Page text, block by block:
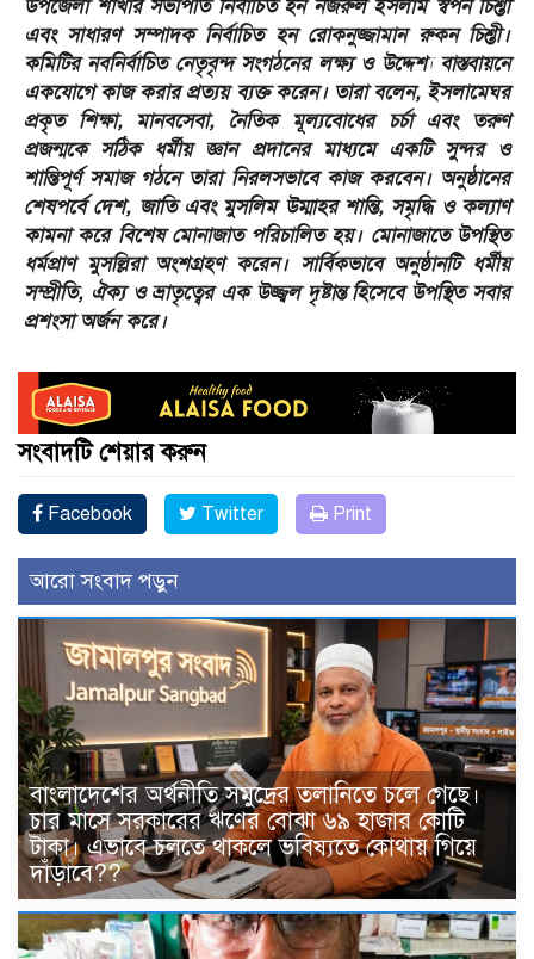
উপজেলা শাখার সভাপতি নির্বাচিত হন নজরুল ইসলাম স্বপন চিশ্তী
এবং সাধারণ সম্পাদক নির্বাচিত হন রোকনুজ্জামান রুকন চিশ্তী।
কমিটির নবনির্বাচিত নেতৃবৃন্দ সংগঠনের লক্ষ্য ও উদ্দেশ্য বাস্তবায়নে
একযোগে কাজ করার প্রত্যয় ব্যক্ত করেন। তারা বলেন, ইসলামেঘর
প্রকৃত শিক্ষা, মানবসেবা, নৈতিক মূল্যবোধের চর্চা এবং তরুণ
প্রজন্মকে সঠিক ধর্মীয় জ্ঞান প্রদানের মাধ্যমে একটি সুন্দর ও
শান্তিপূর্ণ সমাজ গঠনে তারা নিরলসভাবে কাজ করবেন। অনুষ্ঠানের
শেষপর্বে দেশ, জাতি এবং মুসলিম উম্মাহর শান্তি, সমৃদ্ধি ও কল্যাণ
কামনা করে বিশেষ মোনাজাত পরিচালিত হয়। মোনাজাতে উপস্থিত
ধর্মপ্রাণ মুসল্লিরা অংশগ্রহণ করেন। সার্বিকভাবে অনুষ্ঠানটি ধর্মীয়
সম্প্রীতি, ঐক্য ও ভ্রাতৃত্বের এক উজ্জ্বল দৃষ্টান্ত হিসেবে উপস্থিত সবার
প্রশংসা অর্জন করে।
সংবাদটি শেয়ার করুন
Facebook Twitter Print
আরো সংবাদ পড়ুন
বাংলাদেশের অর্থনীতি সমুদ্রের তলানিতে চলে গেছে।
চার মাসে সরকারের ঋণের বোঝা ৬৯ হাজার কোটি
টাকা। এভাবে চলতে থাকলে ভবিষ্যতে কোথায় গিয়ে
দাঁড়াবে??